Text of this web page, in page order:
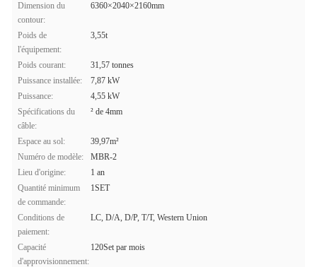
Dimension du
contour:
6360×2040×2160mm
Poids de
l'équipement:
3,55t
Poids courant:
31,57 tonnes
Puissance installée:
7,87 kW
Puissance:
4,55 kW
Spécifications du
câble:
² de 4mm
Espace au sol:
39,97m²
Numéro de modèle:
MBR-2
Lieu d'origine:
1 an
Quantité minimum
de commande:
1SET
Conditions de
paiement:
LC, D/A, D/P, T/T, Western Union
Capacité
d'approvisionnement:
120Set par mois